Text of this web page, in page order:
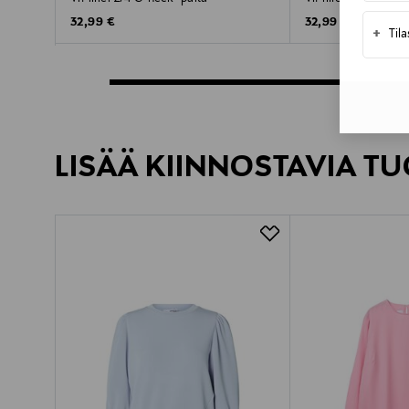
+
Original Price
32,99 €
Original Price
32,99 €
LISÄÄ KIINNOSTAVIA